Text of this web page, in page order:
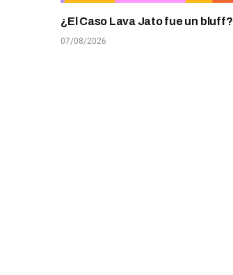
¿El Caso Lava Jato fue un bluff?
07/08/2026